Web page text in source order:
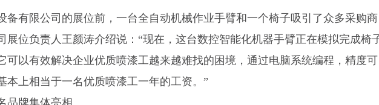
备有限公司的展位前，一台全自动机械作业手臂和一个椅子吸引了众多采购商
展位负责人王颜涛介绍说：“现在，这台数控智能化机器手臂正在模拟完成椅
可以有效解决企业优质喷漆工越来越难找的困境，通过电脑系统编程，精度可
本上相当于一名优质喷漆工一年的工资。”